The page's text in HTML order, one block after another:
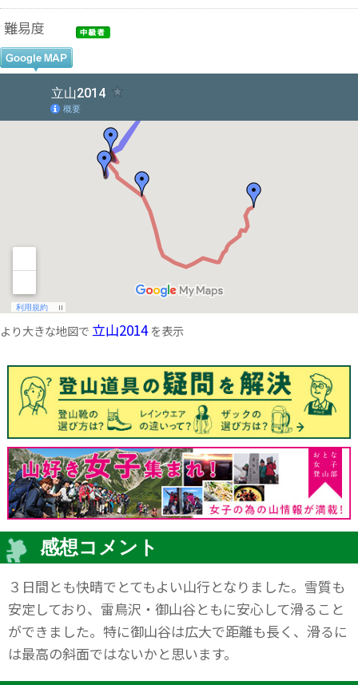
難易度
より大きな地図で 立山2014を表示
感想コメント
３日間とも快晴でとてもよい山行となりました。雪質も
安定しており、雷鳥沢・御山谷ともに安心して滑ること
ができました。特に御山谷は広大で距離も長く、滑るに
は最高の斜面ではないかと思います。